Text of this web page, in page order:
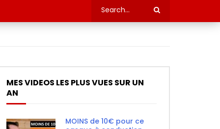
MES VIDEOS LES PLUS VUES SUR UN
AN
MOINS de 10€ pour ce